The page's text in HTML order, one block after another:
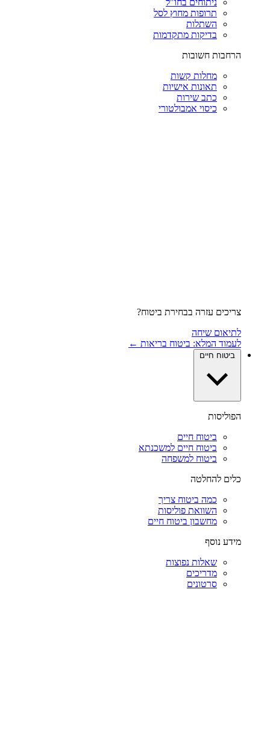
ניתוחים בחו"ל
תרופות מחוץ לסל
השתלות
בדיקות מתקדמות
הרחבות חשובות
מחלות קשות
תאונות אישיות
כתב שירות
כיסוי אמבולטורי
צריכים עזרה בבחירת ביטוח?
לתיאום שיחה
לעמוד המלא: ביטוח בריאות ←
ביטוח חיים
הפוליסות
ביטוח חיים
ביטוח חיים למשכנתא
ביטוח למשפחה
כלים להחלטה
כמה ביטוח צריך
השוואת פוליסות
מחשבון ביטוח חיים
מידע נוסף
שאלות נפוצות
מדריכים
סרטונים